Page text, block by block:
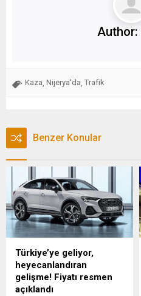
Author:
Kaza Nijerya'da Trafik
Benzer Konular
Türkiye’ye geliyor,
heyecanlandıran
gelişme! Fiyatı resmen
açıklandı